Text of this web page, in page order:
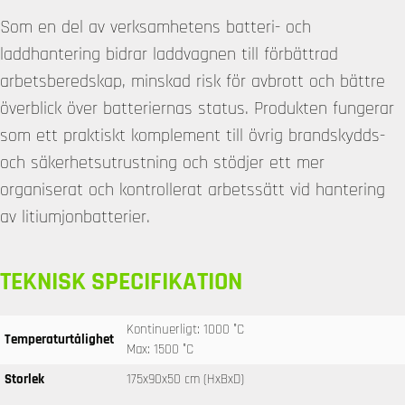
Som en del av verksamhetens batteri- och
laddhantering bidrar laddvagnen till förbättrad
arbetsberedskap, minskad risk för avbrott och bättre
överblick över batteriernas status. Produkten fungerar
som ett praktiskt komplement till övrig brandskydds-
och säkerhetsutrustning och stödjer ett mer
organiserat och kontrollerat arbetssätt vid hantering
av litiumjonbatterier.
TEKNISK SPECIFIKATION
Temperaturtålighet
Kontinuerligt: 1000 °C
Max: 1500 °C
Storlek
175x90x50 cm (HxBxD)